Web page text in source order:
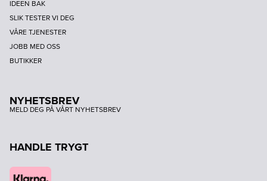
IDEEN BAK
SLIK TESTER VI DEG
VÅRE TJENESTER
JOBB MED OSS
BUTIKKER
NYHETSBREV
MELD DEG PÅ VÅRT NYHETSBREV
HANDLE TRYGT